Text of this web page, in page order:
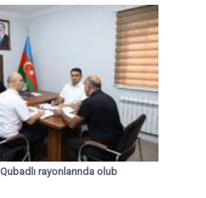
rayonlarında olub